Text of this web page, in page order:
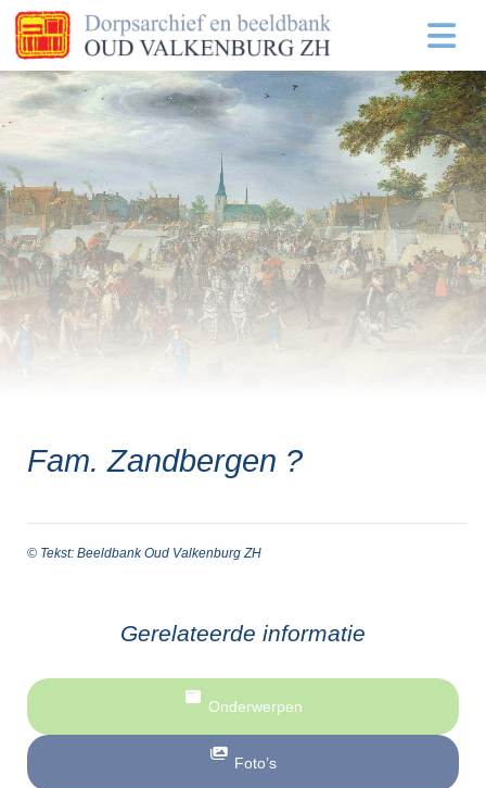
Fam. Zandbergen ?
© Tekst: Beeldbank Oud Valkenburg ZH
Gerelateerde informatie
Onderwerpen
Foto’s